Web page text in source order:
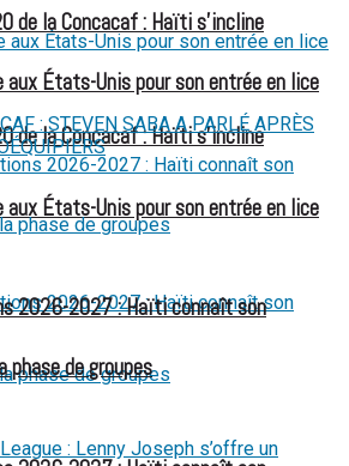
de la Concacaf : Haïti s’incline
États-Unis pour son entrée en lice
de la Concacaf : Haïti s’incline
États-Unis pour son entrée en lice
2026-2027 : Haïti connaît son
phase de groupes